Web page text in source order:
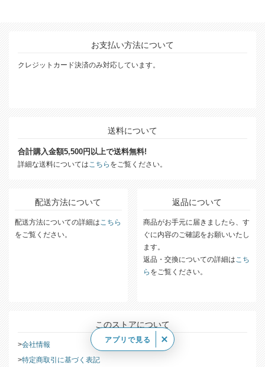
お支払い方法について
クレジットカード決済のみ対応しています。
送料について
合計購入金額5,500円以上で送料無料!
詳細な送料については こちら をご覧ください。
配送方法について
配送方法についての詳細は こちら
をご覧ください。
返品について
商品がお手元に届きましたら、す
ぐに内容のご確認をお願いいたし
ます。
返品・交換についての詳細は こち
ら をご覧ください。
このストアについて
会社情報
特定商取引に基づく表記
アプリで見る